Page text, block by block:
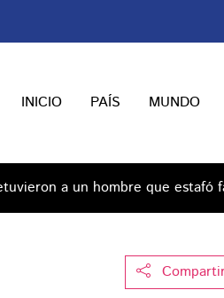
INICIO PAÍS MUNDO
a un hombre que estafó